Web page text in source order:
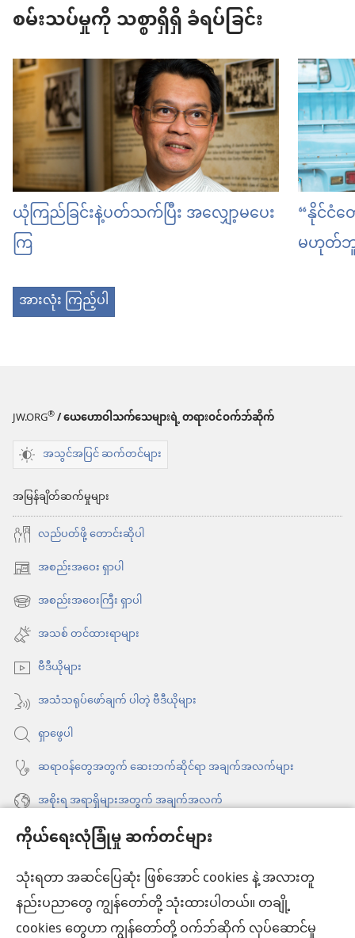
ကိုယ်ရေးလုံခြုံမှု ဆက်တင်များ
သုံးရတာ အဆင်ပြေဆုံး ဖြစ်အောင် cookies နဲ့ အလားတူ
နည်းပညာတွေ ကျွန်တော်တို့ သုံးထားပါတယ်။ တချို့
cookies တွေဟာ ကျွန်တော်တို့ ဝက်ဘ်ဆိုက် လုပ်ဆောင်မှု
စမ်းသပ်မှုကို သစ္စာရှိ​ရှိ ခံရပ်ခြင်း
ယုံကြည်ခြင်းနဲ့ပတ်သက်ပြီး အလျှော့မပေး
ကြ
“နိုင်ငံ
မဟုတ်
အားလုံး ကြည့်ပါ
JW.ORG®/ ယေဟောဝါသက်သေများရဲ့ တရားဝင်ဝက်ဘ်ဆိုက်
အသွင်အပြင် ဆက်တင်များ
အမြန်ချိတ်ဆက်မှုများ
လည်ပတ်ဖို့ တောင်းဆိုပါ
အစည်းအဝေး ရှာပါ
(window
အသစ်
င့်
နေ
ပါ
တယ်)
အစည်းအဝေးကြီး ရှာပါ
(window
အသစ်
င့်
နေ
ပါ
တယ်)
အသစ် တင်ထားရာများ
ဗီဒီယိုများ
အသံသရုပ်ဖော်ချက် ပါတဲ့ ဗီဒီယိုများ
ရှာဖွေပါ
ဆရာဝန်တွေအတွက် ဆေးဘက်ဆိုင်ရာ အချက်အလက်များ
အစိုးရ အရာရှိများအတွက် အချက်အလက်
အကူအညီ
အလှူငွေ
(window
အသစ်
ဖွ
ကင်းမျှော်စင် အွန်လိုင်းစာကြည့်တိုက်™